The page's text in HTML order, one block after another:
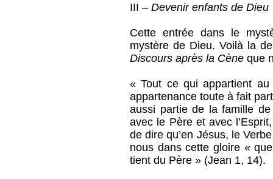
III –Devenir enfants de Dieu
Cette entrée dans le
mystère de Dieu. Voilà la
Discours après la Cène que
« Tout ce qui appartient
appartenance toute à fait
aussi partie de la famille
avec le Père et avec
de dire qu’en Jésus, le
nous dans cette gloire «
tient du Père » (Jean 1, 14).